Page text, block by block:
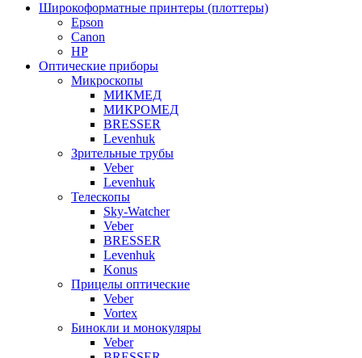
Широкоформатные принтеры (плоттеры)
Epson
Canon
HP
Оптические приборы
Микроскопы
МИКМЕД
МИКРОМЕД
BRESSER
Levenhuk
Зрительные трубы
Veber
Levenhuk
Телескопы
Sky-Watcher
Veber
BRESSER
Levenhuk
Konus
Прицелы оптические
Veber
Vortex
Бинокли и монокуляры
Veber